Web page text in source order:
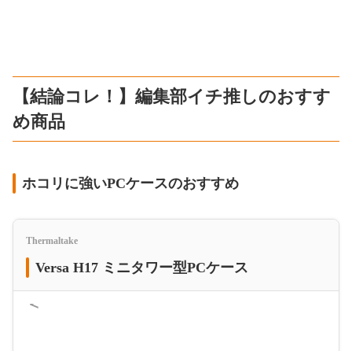
【結論コレ！】編集部イチ推しのおすす
め商品
ホコリに強いPCケースのおすすめ
Thermaltake
Versa H17 ミニタワー型PCケース
＜